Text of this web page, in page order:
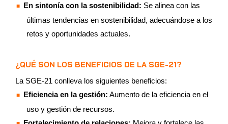
En sintonía con la sostenibilidad: Se alinea con las
últimas tendencias en sostenibilidad, adecuándose a los
retos y oportunidades actuales.
¿QUÉ SON LOS BENEFICIOS DE LA SGE-21?
La SGE-21 conlleva los siguientes beneficios:
Eficiencia en la gestión: Aumento de la eficiencia en el
uso y gestión de recursos.